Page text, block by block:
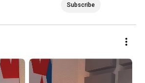
Subscribe